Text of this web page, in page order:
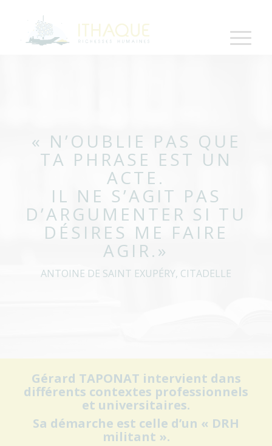
« N’OUBLIE PAS QUE
TA PHRASE EST UN
ACTE.
IL NE S’AGIT PAS
D’ARGUMENTER SI TU
DÉSIRES ME FAIRE
AGIR.»
ANTOINE DE SAINT EXUPÉRY, CITADELLE
Gérard TAPONAT intervient dans
différents contextes professionnels
et universitaires.
Sa démarche est celle d’un « DRH
militant ».